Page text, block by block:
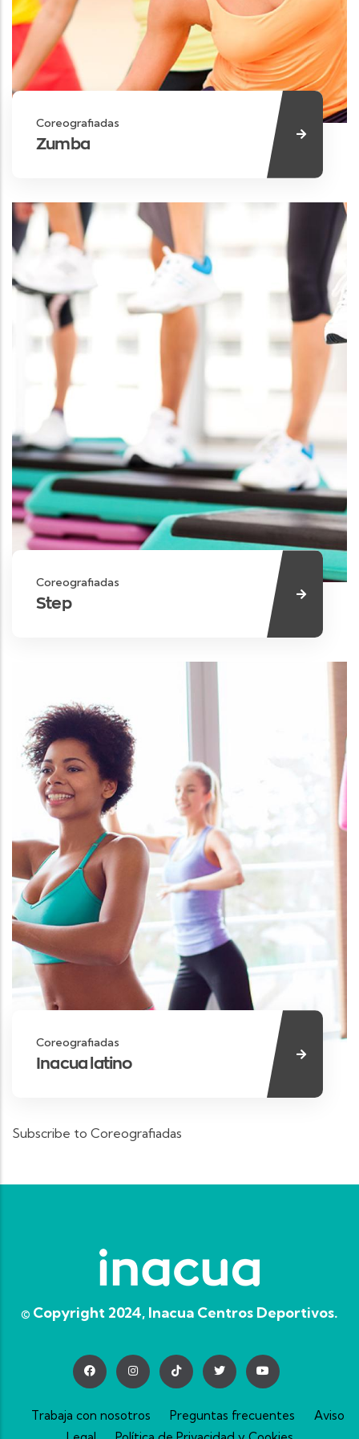
Coreografiadas
Zumba
Coreografiadas
Step
Coreografiadas
Inacua latino
Subscribe to Coreografiadas
© Copyright 2024, Inacua Centros Deportivos.
Trabaja con nosotros Preguntas frecuentes
Aviso